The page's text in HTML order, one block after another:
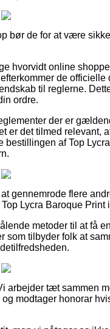
bør de for at være
hvorvidt online
de officielle
til reglerne.
ordre.
der er
er det tilmed relevant,
af Top
gennemrode flere
Lycra Baroque Print
metoder til at få
som tilbyder folk at
arbejder tæt sammen
modtager honorar